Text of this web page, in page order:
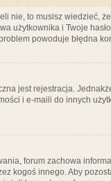
nie, to musisz wiedzieć,
użytkownika i Twoje
powoduje błędna
jest rejestracja.
i e-maili do innych
forum zachowa
kogoś innego. Aby